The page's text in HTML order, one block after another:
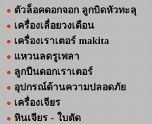
ตัวล็อคดอกจอก ลูกบิดหัวทะลุ
เครื่องเลื่อยวงเดือน
เครื่องเราเตอร์ makita
แหวนลดรูเพลา
ลูกปืนดอกเราเตอร์
อุปกรณ์ด้านความปลอดภัย
เครื่องเจียร
หินเจียร - ใบตัด